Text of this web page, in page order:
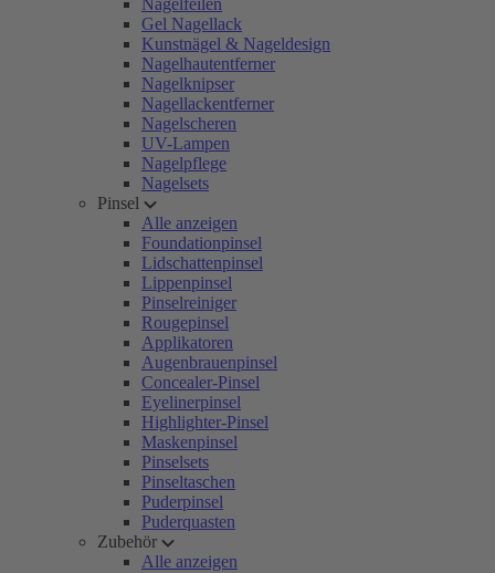
Nagelfeilen
Gel Nagellack
Kunstnägel & Nageldesign
Nagelhautentferner
Nagelknipser
Nagellackentferner
Nagelscheren
UV-Lampen
Nagelpflege
Nagelsets
Pinsel
Alle anzeigen
Foundationpinsel
Lidschattenpinsel
Lippenpinsel
Pinselreiniger
Rougepinsel
Applikatoren
Augenbrauenpinsel
Concealer-Pinsel
Eyelinerpinsel
Highlighter-Pinsel
Maskenpinsel
Pinselsets
Pinseltaschen
Puderpinsel
Puderquasten
Zubehör
Alle anzeigen